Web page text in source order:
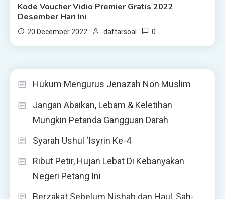
Kode Voucher Vidio Premier Gratis 2022
Desember Hari Ini
20 December 2022 daftarsoal 0
Hukum Mengurus Jenazah Non Muslim
Jangan Abaikan, Lebam & Keletihan
Mungkin Petanda Gangguan Darah
Syarah Ushul ‘Isyrin Ke-4
Ribut Petir, Hujan Lebat Di Kebanyakan
Negeri Petang Ini
Berzakat Sebelum Nishab dan Haul, Sah-